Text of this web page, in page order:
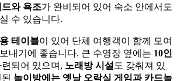
와 욕조가 완비되어 있어 숙소 안에서도
수 있습니다.
테이블이 있어 단체 여행객이 함께 모여
내기에 좋습니다. 큰 수영장 옆에는 10인
련되어 있으며, 노래방 시설 도 갖춰져 있
놀이방에는 옛날 오락실 게임과 카드놀